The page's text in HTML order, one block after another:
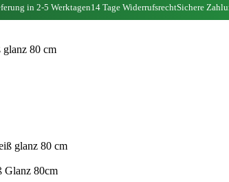
in 2-5 Werktagen14 Tage WiderrufsrechtSichere
80 cm